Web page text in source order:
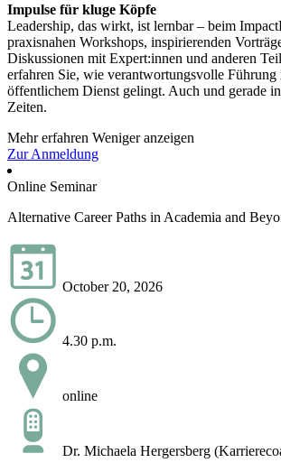
Impulse für kluge Köpfe
Leadership, das wirkt, ist lernbar – beim
praxisnahen Workshops, inspirierenden
Diskussionen mit Expert:innen und anderen
erfahren Sie, wie verantwortungsvolle Führung
öffentlichem Dienst gelingt. Auch und gerade
Zeiten.
Mehr erfahren Weniger anzeigen
Zur Anmeldung
Online Seminar
Alternative Career Paths in Academia and
October 20, 2026
4.30 p.m.
online
Dr. Michaela Hergersberg